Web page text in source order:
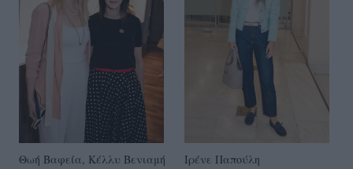
Θωή Βαφεία, Κέλλυ Βενιαμή Ιρένε Παπούλη